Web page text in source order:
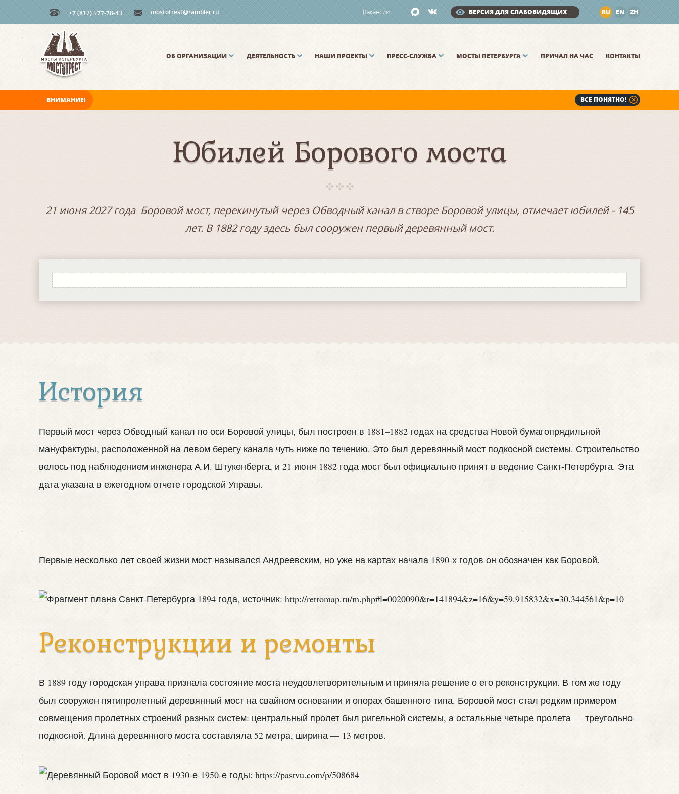
+7 (812) 577-78-43 mostotrest@rambler.ru RU EN ZH
ВЕРСИЯ ДЛЯ СЛАБОВИДЯЩИХ
Вакансии
ОБ ОРГАНИЗАЦИИ ДЕЯТЕЛЬНОСТЬ НАШИ ПРОЕКТЫ ПРЕСС-СЛУЖБА МОСТЫ ПЕТЕРБУРГА ПРИЧАЛ НА ЧАС КОНТАКТЫ
ВНИМАНИЕ! ВСЕ ПОНЯТНО!
Юбилей Борового моста
21 июня 2027 года Боровой мост, перекинутый через Обводный канал в створе Боровой улицы, отмечает юбилей - 145
лет. В 1882 году здесь был сооружен первый деревянный мост.
История
Первый мост через Обводный канал по оси Боровой улицы, был построен в 1881–1882 годах на средства Новой бумагопрядильной
мануфактуры, расположенной на левом берегу канала чуть ниже по течению. Это был деревянный мост подкосной системы. Строительство
велось под наблюдением инженера А.И. Штукенберга, и 21 июня 1882 года мост был официально принят в ведение Санкт-Петербурга. Эта
дата указана в ежегодном отчете городской Управы.
Первые несколько лет своей жизни мост назывался Андреевским, но уже на картах начала 1890-х годов он обозначен как Боровой.
Реконструкции и ремонты
В 1889 году городская управа признала состояние моста неудовлетворительным и приняла решение о его реконструкции. В том же году
был сооружен пятипролетный деревянный мост на свайном основании и опорах башенного типа. Боровой мост стал редким примером
совмещения пролетных строений разных систем: центральный пролет был ригельной системы, а остальные четыре пролета — треугольно-
подкосной. Длина деревянного моста составляла 52 метра, ширина — 13 метров.